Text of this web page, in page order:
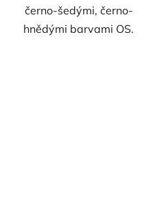
černo-šedými, černo-
hnědými barvami OS.